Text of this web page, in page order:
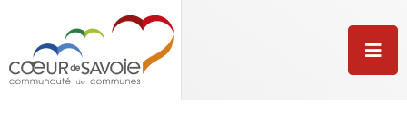
Aller à la recherche
M
e